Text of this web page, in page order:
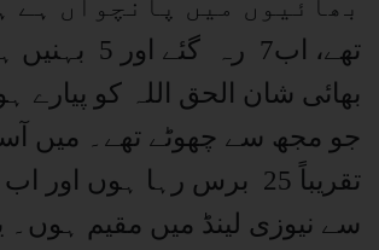
تھے، اب7 رہ گئے
بھائی شان الحق اللہ کو پیارے
جو مجھ سے چھوٹے تھے۔ میں
سے نیوزی لینڈ میں مقیم ہوں۔